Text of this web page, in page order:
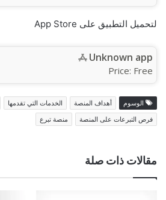
لتحميل التطبيق على App Store
Unknown app
Price: Free
الوسوم أهداف المنصة الخدمات التي تقدمها
فرص التبرعات على المنصة
منصة تبرع
مقالات ذات صلة